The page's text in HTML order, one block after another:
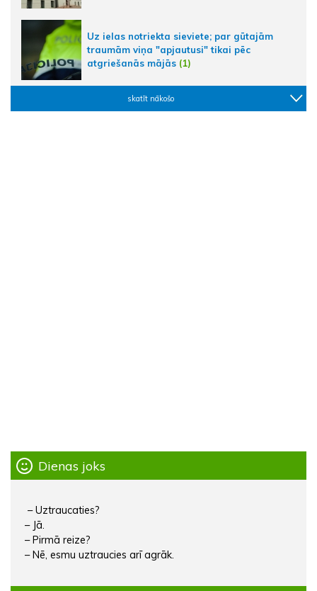
Uz ielas notriekta sieviete; par gūtajām
traumām viņa "apjautusi" tikai pēc
atgriešanās mājās (1)
skatīt nākošo
Dienas joks
– Uztraucaties?
– Jā.
– Pirmā reize?
– Nē, esmu uztraucies arī agrāk.